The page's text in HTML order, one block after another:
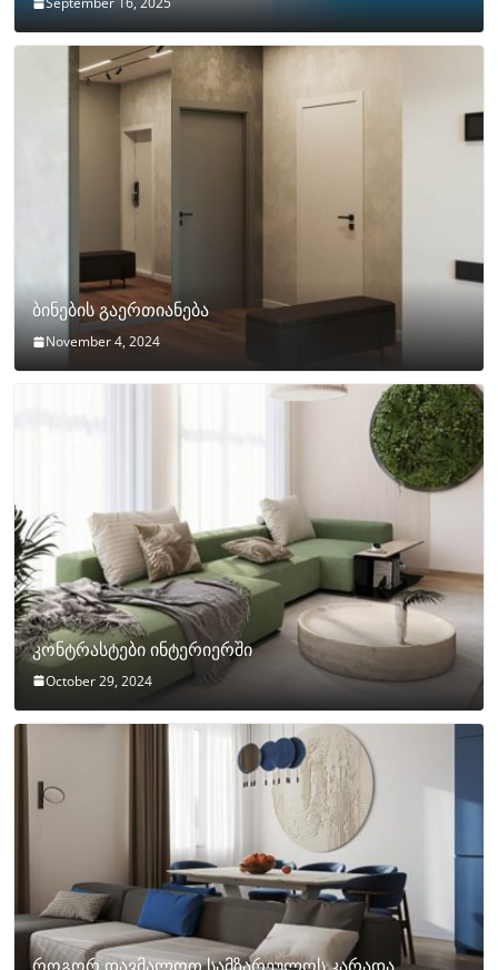
ბინების გაერთიანება
November 4, 2024
კონტრასტები ინტერიერში
October 29, 2024